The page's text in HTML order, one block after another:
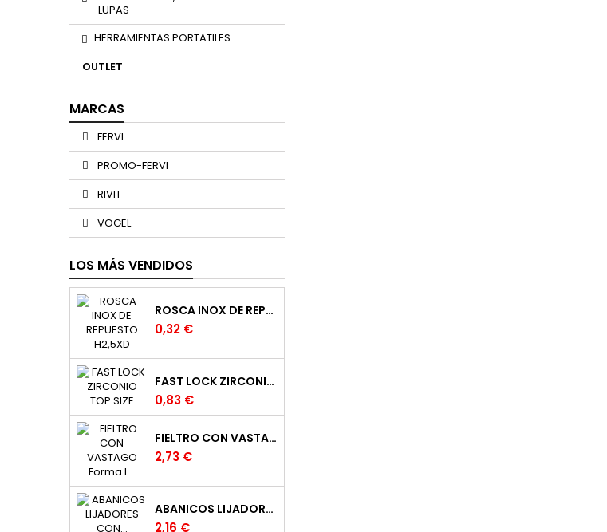
LUPAS
HERRAMIENTAS PORTATILES
OUTLET
MARCAS
FERVI
PROMO-FERVI
RIVIT
VOGEL
LOS MÁS VENDIDOS
ROSCA INOX DE REPUESTO H2,5XD
0,32 €
FAST LOCK ZIRCONIO TOP SIZE
0,83 €
FIELTRO CON VASTAGO FORMA L DE 20 X 25 EJE DE 6 MM.
2,73 €
ABANICOS LIJADORES CON MANGO EN TELA
2,16 €